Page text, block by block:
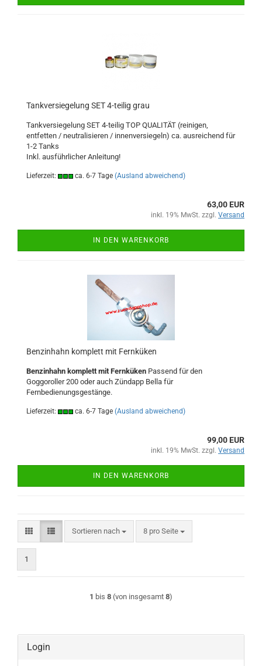
Tankversiegelung SET 4-teilig grau
Tankversiegelung SET 4-teilig TOP QUALITÄT (reinigen,
entfetten / neutralisieren / innenversiegeln) ca. ausreichend für
1-2 Tanks
Inkl. ausführlicher Anleitung!
Lieferzeit: ca. 6-7 Tage (Ausland abweichend)
63,00 EUR
inkl. 19% MwSt. zzgl. Versand
IN DEN WARENKORB
Benzinhahn komplett mit Fernküken
Benzinhahn komplett mit Fernküken Passend für den
Goggoroller 200 oder auch Zündapp Bella für
Fernbedienungsgestänge.
Lieferzeit: ca. 6-7 Tage (Ausland abweichend)
99,00 EUR
inkl. 19% MwSt. zzgl. Versand
IN DEN WARENKORB
Sortieren nach
Sortieren nach 8 pro Seite
pro Seite
1
1 bis 8 (von insgesamt 8)
Login